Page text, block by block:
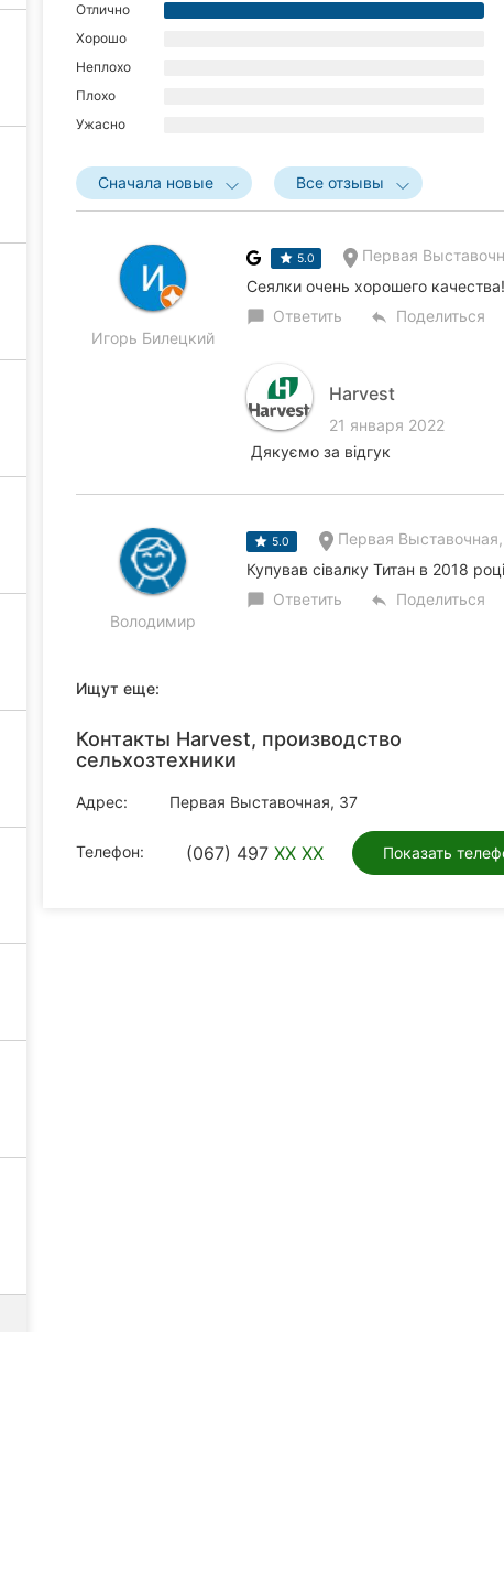
Отлично
Хорошо
Неплохо
Плохо
Ужасно
Сначала новые Все отзывы
Игорь Билецкий
5.0
Первая
Сеялки очень хорошего качества!
chat_bubble Ответить reply Поделиться
Harvest
21 января 2022
Дякуємо за відгук
Володимир
5.0
Первая
Купував сівалку Титан в 2018
chat_bubble Ответить reply Поделиться
Ищут еще:
Контакты Harvest, производство
сельхозтехники
Адрес: Первая Выставочная, 37
Телефон: (067) 497 XX XX Показать